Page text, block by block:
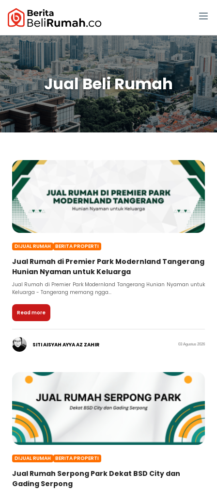
Jual Beli Rumah
DIJUAL RUMAH BERITA PROPERTI
Jual Rumah di Premier Park Modernland Tangerang
Hunian Nyaman untuk Keluarga
Jual Rumah di Premier Park Modernland Tangerang Hunian Nyaman untuk
Keluarga - Tangerang memang ngga...
Read more
SITI AISYAH AYYA AZ ZAHIR 03 Agustus 2026
DIJUAL RUMAH BERITA PROPERTI
Jual Rumah Serpong Park Dekat BSD City dan
Gading Serpong